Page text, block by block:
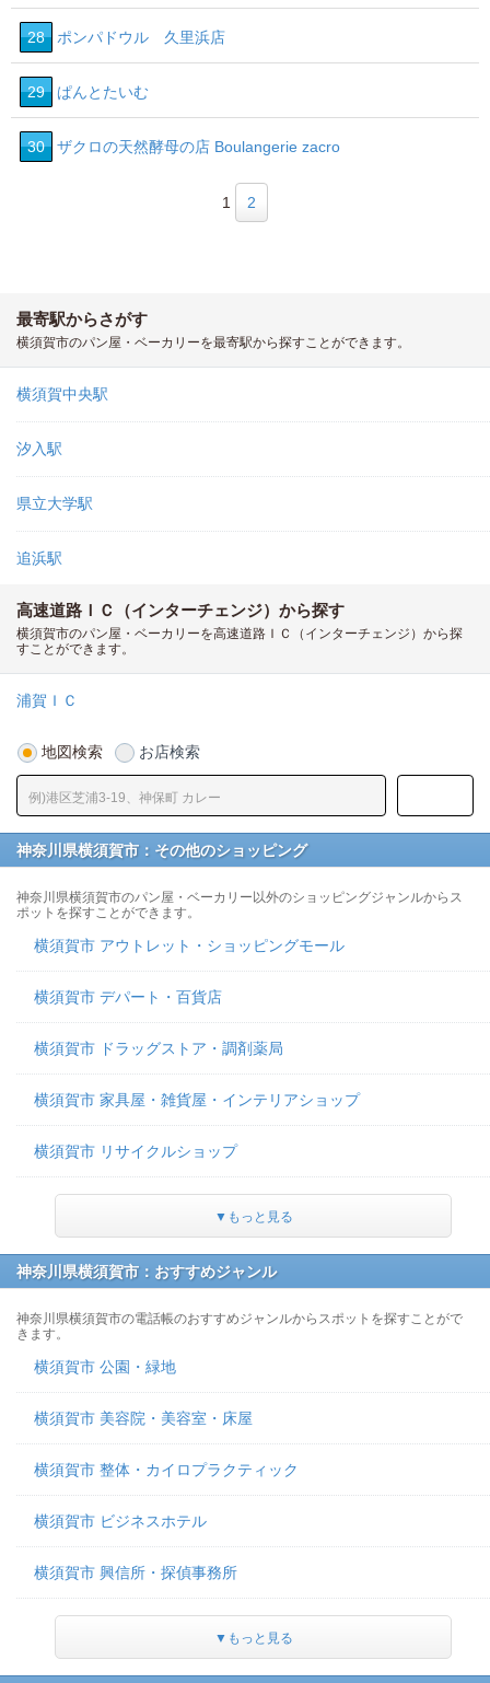
28 ポンパドウル 久里浜店
29 ぱんとたいむ
30 ザクロの天然酵母の店 Boulangerie zacro
1 2
最寄駅からさがす
横須賀市のパン屋・ベーカリーを最寄駅から探すことができます。
横須賀中央駅
汐入駅
県立大学駅
追浜駅
高速道路ＩＣ（インターチェンジ）から探す
横須賀市のパン屋・ベーカリーを高速道路ＩＣ（インターチェンジ）から探
すことができます。
浦賀ＩＣ
地図検索 お店検索
神奈川県横須賀市：その他のショッピング
神奈川県横須賀市のパン屋・ベーカリー以外のショッピングジャンルからス
ポットを探すことができます。
横須賀市 アウトレット・ショッピングモール
横須賀市 デパート・百貨店
横須賀市 ドラッグストア・調剤薬局
横須賀市 家具屋・雑貨屋・インテリアショップ
横須賀市 リサイクルショップ
▼もっと見る
神奈川県横須賀市：おすすめジャンル
神奈川県横須賀市の電話帳のおすすめジャンルからスポットを探すことがで
きます。
横須賀市 公園・緑地
横須賀市 美容院・美容室・床屋
横須賀市 整体・カイロプラクティック
横須賀市 ビジネスホテル
横須賀市 興信所・探偵事務所
▼もっと見る